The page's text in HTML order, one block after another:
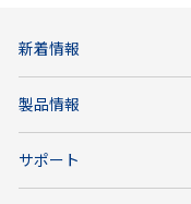
新着情報
製品情報
サポート